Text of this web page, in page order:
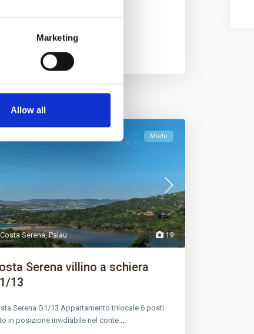
Marketing
Allow all
19
Costa Serena,Palau
Miete
Serena villino a schiera
13
Serena G1/13 Appartamento trilocale 6 posti
in posizione invidiabile nel conte